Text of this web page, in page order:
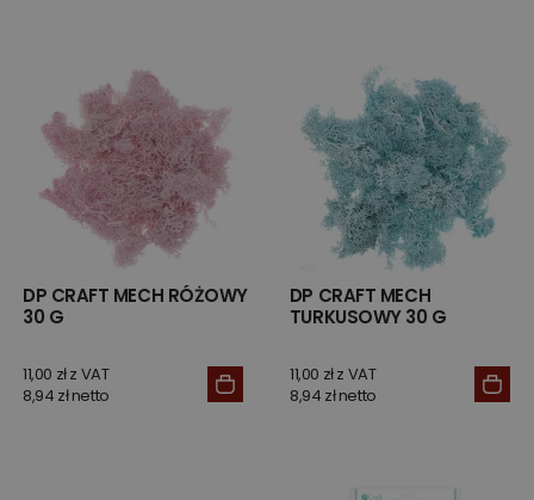
DP CRAFT MECH RÓŻOWY
30 G
11,00 zł z VAT
8,94 zł netto
DP CRAFT MECH
TURKUSOWY 30 G
11,00 zł z VAT
8,94 zł netto